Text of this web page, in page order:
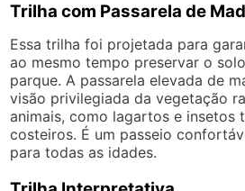
Trilha com Passarela de
Essa trilha foi projetada para
ao mesmo tempo preservar o
parque. A passarela elevada de
visão privilegiada da vegetação
animais, como lagartos e insetos
costeiros. É um passeio
para todas as idades.